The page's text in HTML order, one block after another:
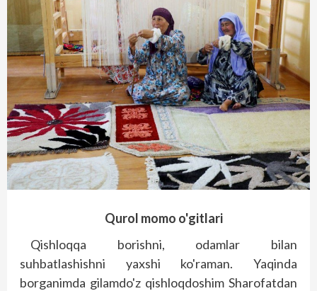
Qurol momo o'gitlari
Qishloqqa borishni, odamlar bilan
suhbatlashishni yaxshi ko'raman. Yaqinda
borganimda gilamdo'z qishloqdoshim Sharofatdan